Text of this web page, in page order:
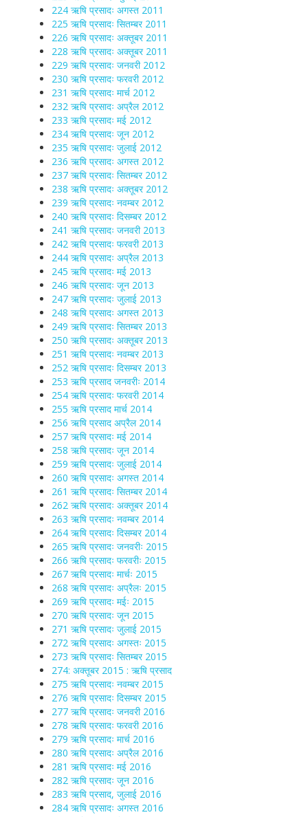
224 ऋषि प्रसादः अगस्त 2011
225 ऋषि प्रसादः सितम्बर 2011
226 ऋषि प्रसादः अक्तूबर 2011
228 ऋषि प्रसादः अक्तूबर 2011
229 ऋषि प्रसादः जनवरी 2012
230 ऋषि प्रसादः फरवरी 2012
231 ऋषि प्रसादः मार्च 2012
232 ऋषि प्रसादः अप्रैल 2012
233 ऋषि प्रसादः मई 2012
234 ऋषि प्रसादः जून 2012
235 ऋषि प्रसादः जुलाई 2012
236 ऋषि प्रसादः अगस्त 2012
237 ऋषि प्रसादः सितम्बर 2012
238 ऋषि प्रसादः अक्तूबर 2012
239 ऋषि प्रसादः नवम्बर 2012
240 ऋषि प्रसादः दिसम्बर 2012
241 ऋषि प्रसादः जनवरी 2013
242 ऋषि प्रसादः फरवरी 2013
244 ऋषि प्रसादः अप्रैल 2013
245 ऋषि प्रसादः मई 2013
246 ऋषि प्रसादः जून 2013
247 ऋषि प्रसादः जुलाई 2013
248 ऋषि प्रसादः अगस्त 2013
249 ऋषि प्रसादः सितम्बर 2013
250 ऋषि प्रसादः अक्तूबर 2013
251 ऋषि प्रसादः नवम्बर 2013
252 ऋषि प्रसादः दिसम्बर 2013
253 ऋषि प्रसाद जनवरीः 2014
254 ऋषि प्रसादः फरवरी 2014
255 ऋषि प्रसाद मार्च 2014
256 ऋषि प्रसाद अप्रैल 2014
257 ऋषि प्रसादः मई 2014
258 ऋषि प्रसादः जून 2014
259 ऋषि प्रसादः जुलाई 2014
260 ऋषि प्रसादः अगस्त 2014
261 ऋषि प्रसादः सितम्बर 2014
262 ऋषि प्रसादः अक्तूबर 2014
263 ऋषि प्रसादः नवम्बर 2014
264 ऋषि प्रसादः दिसम्बर 2014
265 ऋषि प्रसादः जनवरीः 2015
266 ऋषि प्रसादः फरवरीः 2015
267 ऋषि प्रसादः मार्चः 2015
268 ऋषि प्रसादः अप्रैलः 2015
269 ऋषि प्रसादः मईः 2015
270 ऋषि प्रसादः जून 2015
271 ऋषि प्रसादः जुलाई 2015
272 ऋषि प्रसादः अगस्तः 2015
273 ऋषि प्रसादः सितम्बर 2015
274: अक्तूबर 2015 : ऋषि प्रसाद
275 ऋषि प्रसादः नवम्बर 2015
276 ऋषि प्रसादः दिसम्बर 2015
277 ऋषि प्रसादः जनवरी 2016
278 ऋषि प्रसादः फरवरी 2016
279 ऋषि प्रसादः मार्च 2016
280 ऋषि प्रसादः अप्रैल 2016
281 ऋषि प्रसादः मई 2016
282 ऋषि प्रसादः जून 2016
283 ऋषि प्रसाद, जुलाई 2016
284 ऋषि प्रसादः अगस्त 2016